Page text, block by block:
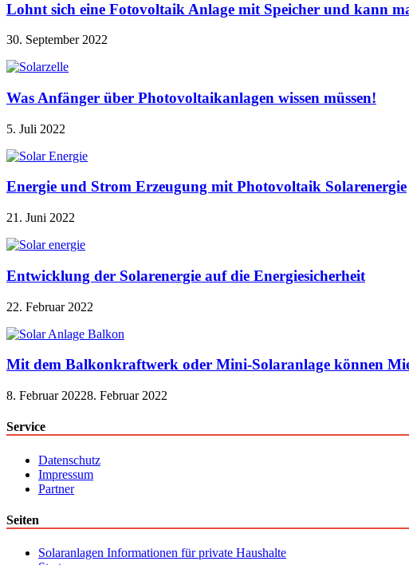
Lohnt sich eine Fotovoltaik Anlage mit Speicher und kann
30. September 2022
Was Anfänger über Photovoltaikanlagen wissen müssen!
5. Juli 2022
Energie und Strom Erzeugung mit Photovoltaik Solarenergie
21. Juni 2022
Entwicklung der Solarenergie auf die Energiesicherheit
22. Februar 2022
Mit dem Balkonkraftwerk oder Mini-Solaranlage können
8. Februar 20228. Februar 2022
Service
Datenschutz
Impressum
Partner
Seiten
Solaranlagen Informationen für private Haushalte